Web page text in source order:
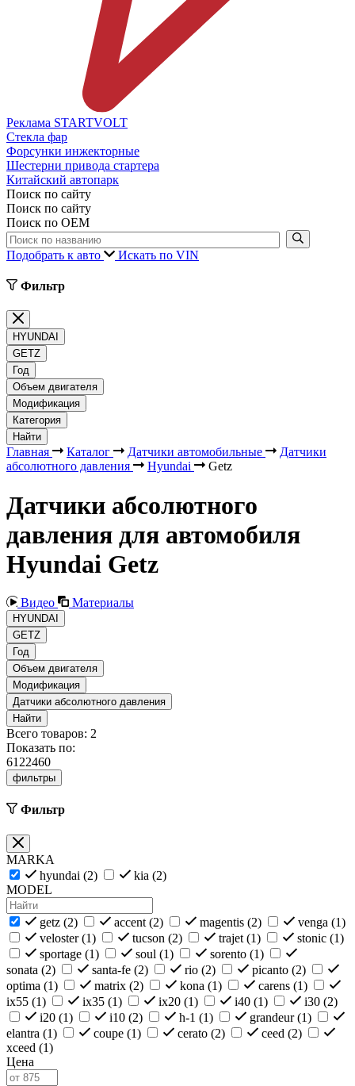
Реклама STARTVOLT
Стекла фар
Форсунки инжекторные
Шестерни привода стартера
Китайский автопарк
Поиск по сайту
Поиск по сайту
Поиск по ОЕМ
Подобрать к авто Искать по VIN
Фильтр
HYUNDAI
GETZ
Год
Объем двигателя
Модификация
Категория
Найти
Главная Каталог Датчики автомобильные
Датчики
абсолютного давления
Hyundai Getz
Датчики абсолютного
давления для автомобиля
Hyundai Getz
Видео Материалы
HYUNDAI
GETZ
Год
Объем двигателя
Модификация
Датчики абсолютного давления
Найти
Всего товаров: 2
Показать по:
6122460
фильтры
Фильтр
MARKA
hyundai (2) kia (2)
MODEL
getz (2) accent (2) magentis (2) venga (1)
veloster (1) tucson (2) trajet (1) stonic (1)
sportage (1) soul (1) sorento (1)
sonata (2) santa-fe (2) rio (2) picanto (2)
optima (1) matrix (2) kona (1) carens (1)
ix55 (1) ix35 (1) ix20 (1) i40 (1) i30 (2)
i20 (1) i10 (2) h-1 (1) grandeur (1)
elantra (1) coupe (1) cerato (2) ceed (2)
xceed (1)
Цена